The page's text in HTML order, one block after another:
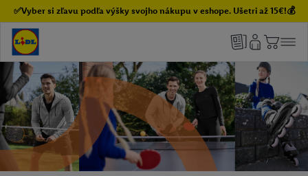
✅Vyber si zľavu podľa výšky svojho nákupu v eshope. Ušetri až 15€!💰